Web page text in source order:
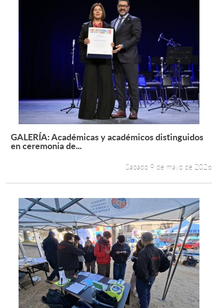
Leer más +
GALERÍA: Académicas y académicos distinguidos
en ceremonia de...
Sábado 9 de mayo de 2026